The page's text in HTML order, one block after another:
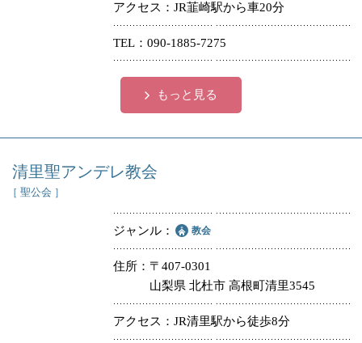
アクセス JR韮崎駅から車20分
TEL 090-1885-7275
もっと見る
清里聖アンデレ教会
［ 聖公会 ］
ジャンル 教会
住所
〒407-0301
山梨県 北杜市 高根町清里3545
アクセス JR清里駅から徒歩8分